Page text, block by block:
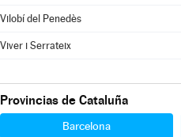
Vilobí del Penedès
Viver i Serrateix
Provincias de Cataluña
Barcelona